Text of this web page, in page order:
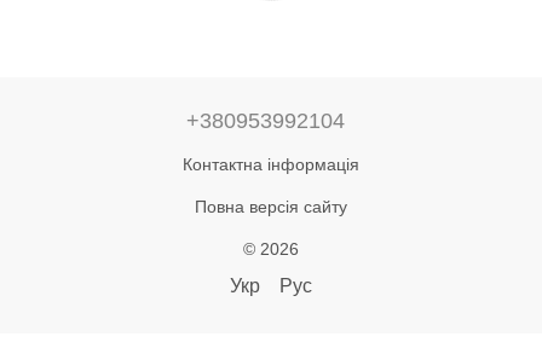
+380953992104
Контактна інформація
Повна версія сайту
© 2026
Укр Рус